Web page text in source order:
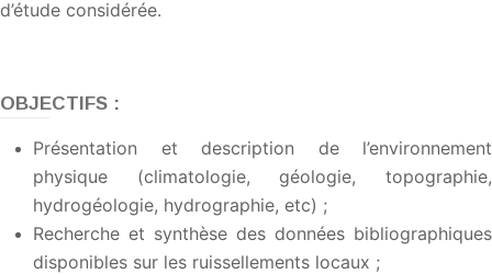
d’étude considérée.
OBJECTIFS :
Présentation et description de l’environnement
physique (climatologie, géologie, topographie,
hydrogéologie, hydrographie, etc) ;
Recherche et synthèse des données bibliographiques
disponibles sur les ruissellements locaux ;